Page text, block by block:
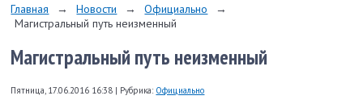
Главная → Новости → Официально
→
Магистральный путь неизменный
Магистральный путь неизменный
Пятница, 17.06.2016 16:38 | Рубрика: Официально